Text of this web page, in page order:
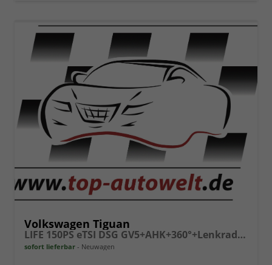
Volkswagen Tiguan
LIFE 150PS eTSI DSG GV5+AHK+360°+Lenkradheiz+IQ.Drive+ACC+App+eHeck+LED
sofort lieferbar Neuwagen